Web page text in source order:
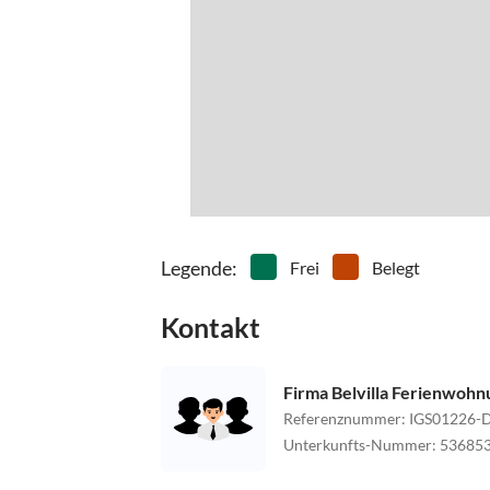
Legende: Frei Belegt
Kontakt
Firma Belvilla
Referenznummer: IGS01226-
Unterkunfts-Nummer: